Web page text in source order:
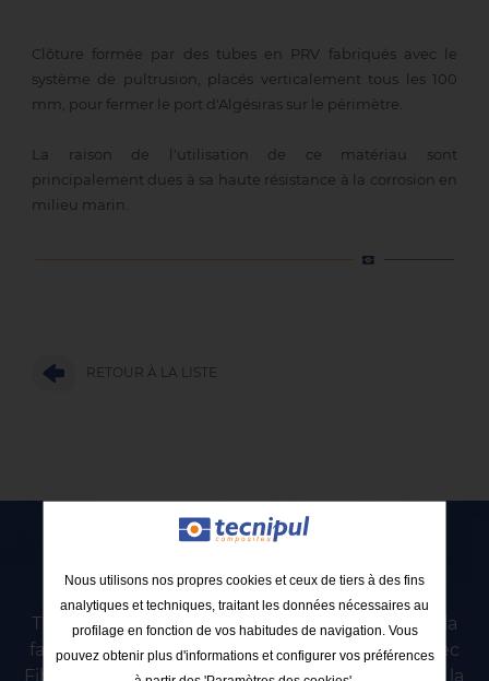
Clôture formée par des tubes en PRV fabriqués avec le
système de pultrusion, placés verticalement tous les 100
mm, pour fermer le port d'Algésiras sur le périmètre.
La raison de l'utilisation de ce matériau sont
principalement dues à sa haute résistance à la corrosion en
milieu marin.
RETOUR À LA LISTE
Contactez avec Tecnipul
TECNIPUL SL est une entreprise qui se dédie à la
fabrication des profils en Plastique Renforcé avec
Fibre de Verre (PRFV) en utilisant la méthode de la
Nous utilisons nos propres cookies et ceux de tiers à des fins
analytiques et techniques, traitant les données nécessaires au
profilage en fonction de vos habitudes de navigation. Vous
pouvez obtenir plus d'informations et configurer vos préférences